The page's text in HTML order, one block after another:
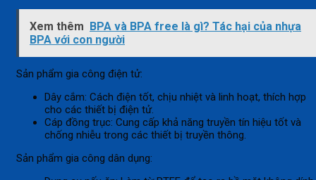
Xem thêm
BPA và BPA free là gì? Tác hại của nhựa
BPA với con người
Sản phẩm gia công điện tử:
Dây cắm: Cách điện tốt, chịu nhiệt và linh hoạt, thích hợp
cho các thiết bị điện tử.
Cáp đồng trục: Cung cấp khả năng truyền tín hiệu tốt và
chống nhiễu trong các thiết bị truyền thông.
Sản phẩm gia công dân dụng: